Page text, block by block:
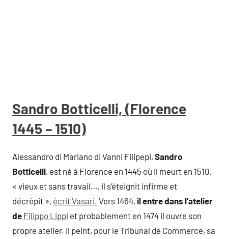
Sandro Botticelli, (Florence
1445 – 1510)
Alessandro di Mariano di Vanni Filipepi, Sandro
Botticelli, est né à Florence en 1445 où il meurt en 1510,
« vieux et sans travail…, il s’éteignit infirme et
décrépit », écrit Vasari. Vers 1464, il entre dans l’atelier
de Filippo Lippi et probablement en 1474 il ouvre son
propre atelier. Il peint, pour le Tribunal de Commerce, sa